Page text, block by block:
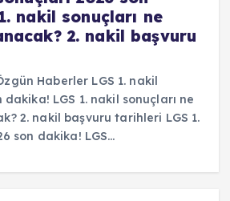
nakil sonuçları ne
2. nakil başvuru
Haberler LGS 1. nakil
dakika! LGS 1. nakil sonuçları ne
2. nakil başvuru tarihleri LGS 1.
son dakika! LGS…